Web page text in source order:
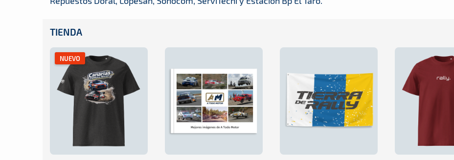
TIENDA
NUEVO